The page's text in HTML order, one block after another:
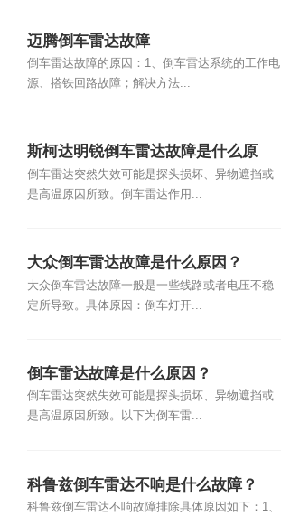
迈腾倒车雷达故障
倒车雷达故障的原因：1、倒车雷达系统的工作电
源、搭铁回路故障；解决方法...
斯柯达明锐倒车雷达故障是什么原
因？
倒车雷达突然失效可能是探头损坏、异物遮挡或
是高温原因所致。倒车雷达作用...
大众倒车雷达故障是什么原因？
大众倒车雷达故障一般是一些线路或者电压不稳
定所导致。具体原因：倒车灯开...
倒车雷达故障是什么原因？
倒车雷达突然失效可能是探头损坏、异物遮挡或
是高温原因所致。以下为倒车雷...
科鲁兹倒车雷达不响是什么故障？
科鲁兹倒车雷达不响故障排除具体原因如下：1、